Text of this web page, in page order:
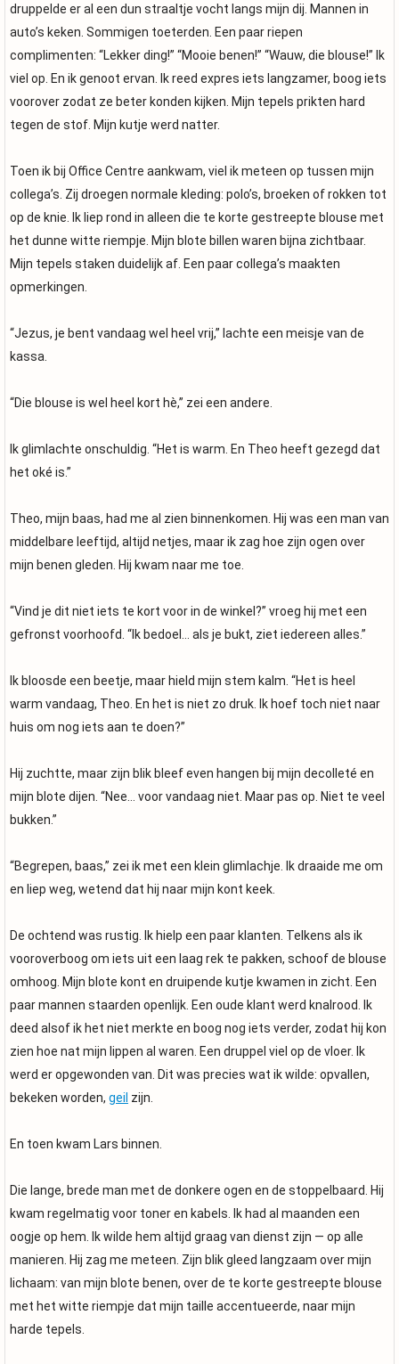
druppelde er al een dun straaltje vocht langs mijn dij. Mannen in
auto’s keken. Sommigen toeterden. Een paar riepen
complimenten: “Lekker ding!” “Mooie benen!” “Wauw, die blouse!” Ik
viel op. En ik genoot ervan. Ik reed expres iets langzamer, boog iets
voorover zodat ze beter konden kijken. Mijn tepels prikten hard
tegen de stof. Mijn kutje werd natter.
Toen ik bij Office Centre aankwam, viel ik meteen op tussen mijn
collega’s. Zij droegen normale kleding: polo’s, broeken of rokken tot
op de knie. Ik liep rond in alleen die te korte gestreepte blouse met
het dunne witte riempje. Mijn blote billen waren bijna zichtbaar.
Mijn tepels staken duidelijk af. Een paar collega’s maakten
opmerkingen.
“Jezus, je bent vandaag wel heel vrij,” lachte een meisje van de
kassa.
“Die blouse is wel heel kort hè,” zei een andere.
Ik glimlachte onschuldig. “Het is warm. En Theo heeft gezegd dat
het oké is.”
Theo, mijn baas, had me al zien binnenkomen. Hij was een man van
middelbare leeftijd, altijd netjes, maar ik zag hoe zijn ogen over
mijn benen gleden. Hij kwam naar me toe.
“Vind je dit niet iets te kort voor in de winkel?” vroeg hij met een
gefronst voorhoofd. “Ik bedoel… als je bukt, ziet iedereen alles.”
Ik bloosde een beetje, maar hield mijn stem kalm. “Het is heel
warm vandaag, Theo. En het is niet zo druk. Ik hoef toch niet naar
huis om nog iets aan te doen?”
Hij zuchtte, maar zijn blik bleef even hangen bij mijn decolleté en
mijn blote dijen. “Nee… voor vandaag niet. Maar pas op. Niet te veel
bukken.”
“Begrepen, baas,” zei ik met een klein glimlachje. Ik draaide me om
en liep weg, wetend dat hij naar mijn kont keek.
De ochtend was rustig. Ik hielp een paar klanten. Telkens als ik
vooroverboog om iets uit een laag rek te pakken, schoof de blouse
omhoog. Mijn blote kont en druipende kutje kwamen in zicht. Een
paar mannen staarden openlijk. Een oude klant werd knalrood. Ik
deed alsof ik het niet merkte en boog nog iets verder, zodat hij kon
zien hoe nat mijn lippen al waren. Een druppel viel op de vloer. Ik
werd er opgewonden van. Dit was precies wat ik wilde: opvallen,
bekeken worden, geil zijn.
En toen kwam Lars binnen.
Die lange, brede man met de donkere ogen en de stoppelbaard. Hij
kwam regelmatig voor toner en kabels. Ik had al maanden een
oogje op hem. Ik wilde hem altijd graag van dienst zijn — op alle
manieren. Hij zag me meteen. Zijn blik gleed langzaam over mijn
lichaam: van mijn blote benen, over de te korte gestreepte blouse
met het witte riempje dat mijn taille accentueerde, naar mijn
harde tepels.